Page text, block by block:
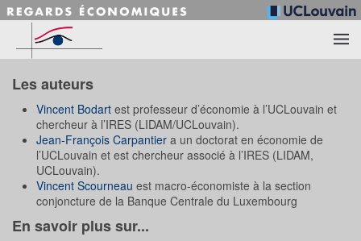
Accéder au contenu principal
Les auteurs
Vincent Bodart est professeur d’économie à l’UCLouvain et
chercheur à l’IRES (LIDAM/UCLouvain).
Jean-François Carpantier a un doctorat en économie de
l’UCLouvain et est chercheur associé à l’IRES (LIDAM,
UCLouvain).
Vincent Scourneau est macro-économiste à la section
conjoncture de la Banque Centrale du Luxembourg
En savoir plus sur...